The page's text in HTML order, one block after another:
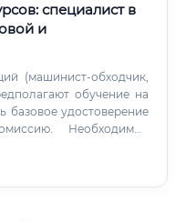
специалист в
и
(машинист-обходчик,
обучение на
базовое удостоверение
Необходимые
трудоустройства